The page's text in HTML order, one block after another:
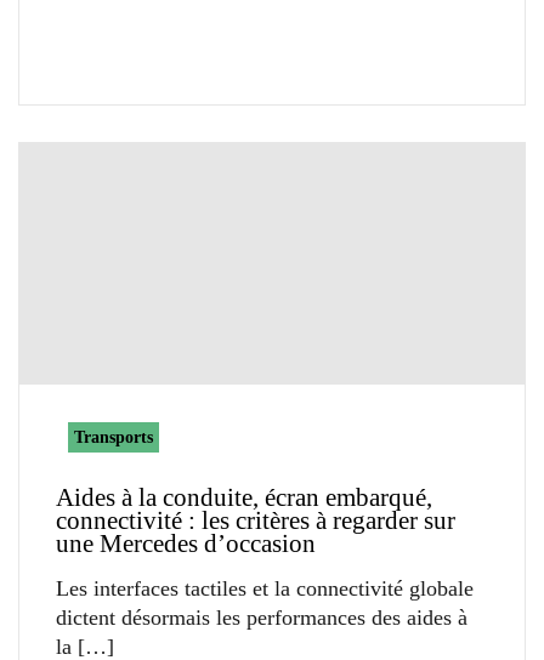
Transports
Aides à la conduite, écran embarqué,
connectivité : les critères à regarder sur
une Mercedes d’occasion
Les interfaces tactiles et la connectivité globale
dictent désormais les performances des aides à
la